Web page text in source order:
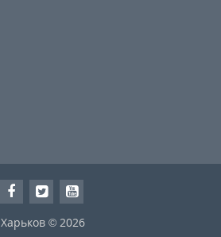
Харьков © 2026